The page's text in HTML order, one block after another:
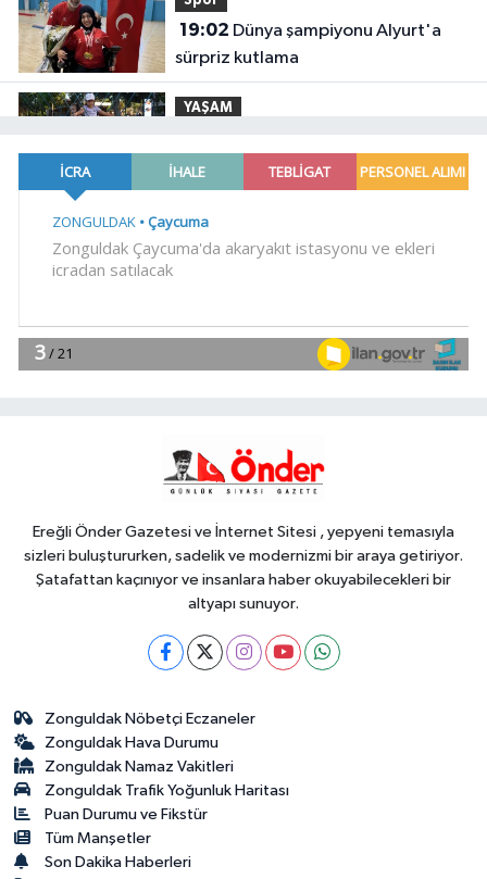
19:02
sürpriz kutlama
YAŞAM
dolup taşıyor
18:52Düzce Jandarması'ndan bir
18:41
çalışmaları yerinde incelendi
Ereğli Önder Gazetesi ve İnternet Sitesi , yepyeni temasıyla
sizleri buluştururken, sadelik ve modernizmi bir araya getiriyor.
Şatafattan kaçınıyor ve insanlara haber okuyabilecekleri bir
altyapı sunuyor.
Zonguldak Nöbetçi Eczaneler
Zonguldak Hava Durumu
Zonguldak Namaz Vakitleri
Zonguldak Trafik Yoğunluk Haritası
Puan Durumu ve Fikstür
Tüm Manşetler
Son Dakika Haberleri